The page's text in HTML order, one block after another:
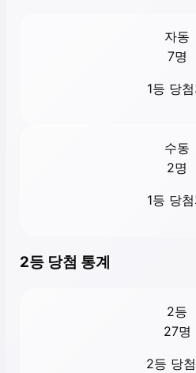
자동
7명
1등 당
수동
2명
1등 당
2등 당첨 통계
2등
27명
2등 당